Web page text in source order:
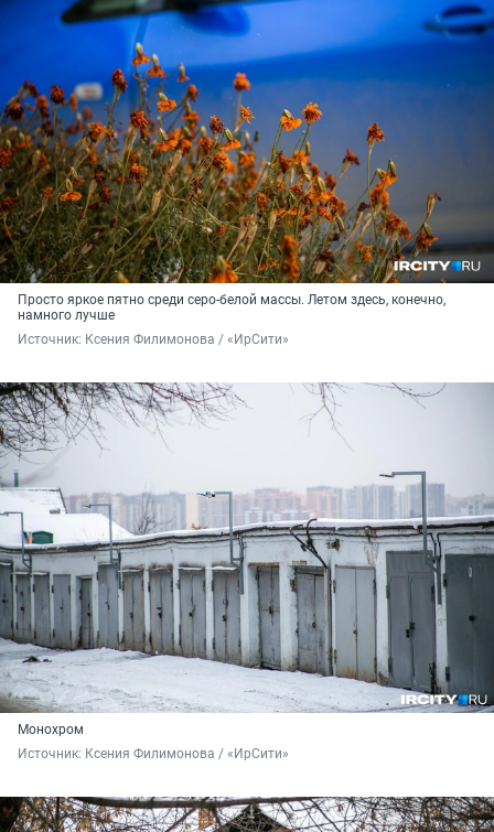
Просто яркое пятно среди серо-белой массы. Летом здесь, конечно,
намного лучше
Источник: Ксения Филимонова / «ИрСити»
Монохром
Источник: Ксения Филимонова / «ИрСити»